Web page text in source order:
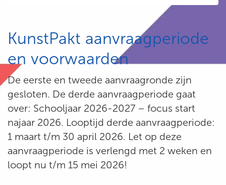
KunstPakt aanvraagperiode
en voorwaarden
De eerste en tweede aanvraagronde zijn
gesloten. De derde aanvraagperiode gaat
over: Schooljaar 2026-2027 – focus start
najaar 2026. Looptijd derde aanvraagperiode:
1 maart t/m 30 april 2026. Let op deze
aanvraagperiode is verlengd met 2 weken en
loopt nu t/m 15 mei 2026!